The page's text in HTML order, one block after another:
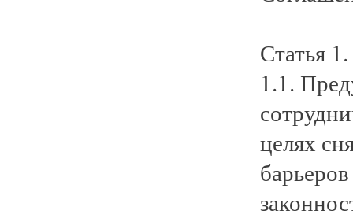
Статья 1.
1.1.
целях